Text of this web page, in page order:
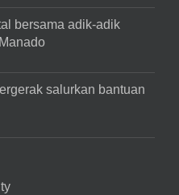
bersama adik-adik
salurkan bantuan